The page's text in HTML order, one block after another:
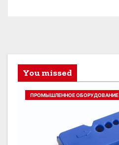
You missed
ПРОМЫШЛЕННОЕ ОБОРУДОВАНИЕ